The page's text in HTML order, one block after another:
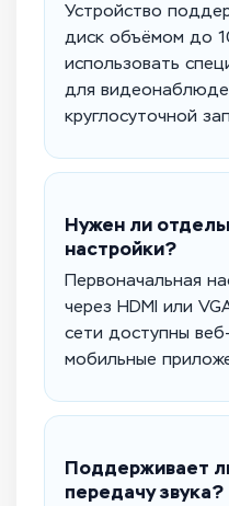
Устройство
диск объёмом до
использовать
для
круглосуточной
Нужен ли
настройки?
Первоначальная
через HDMI или
сети доступны
мобильные
Поддерживает
передачу звука?